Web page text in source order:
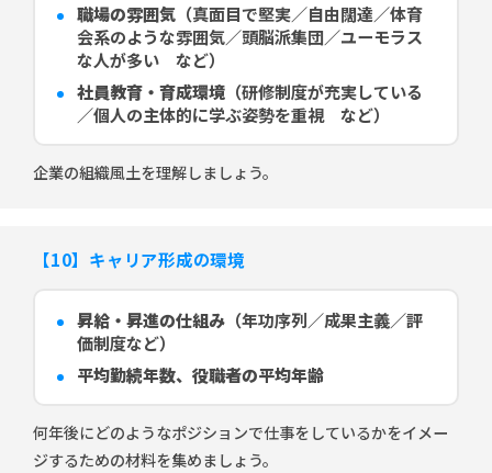
職場の雰囲気 （真面目で堅実／自由闊達／体育
会系のような雰囲気／頭脳派集団／ユーモラス
な人が多い など）
社員教育・育成環境 （研修制度が充実している
／個人の主体的に学ぶ姿勢を重視 など）
企業の組織風土を理解しましょう。
【10】キャリア形成の環境
昇給・昇進の仕組み （年功序列／成果主義／評
価制度など）
平均勤続年数、役職者の平均年齢
何年後にどのようなポジションで仕事をしているかをイメー
ジするための材料を集めましょう。